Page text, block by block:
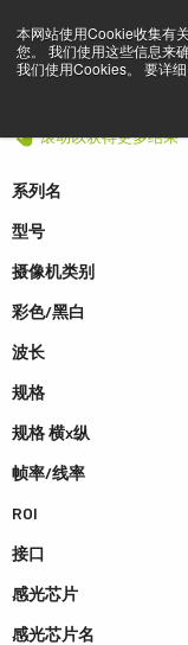
本网站使用Cookie收集有
您。 我们使用这些信息来
我们使用Cookies。 要详
预览 GOX-
滚动以获得更多结果
系列名
型号
摄像机类别
彩色/黑白
波长
规格
规格 横x纵
帧率/线率
ROI
接口
感光芯片
感光芯片名